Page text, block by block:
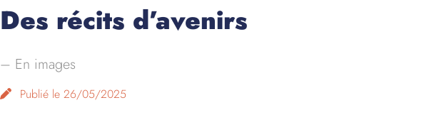
Des récits d’avenirs
– En images
Publié le 26/05/2025